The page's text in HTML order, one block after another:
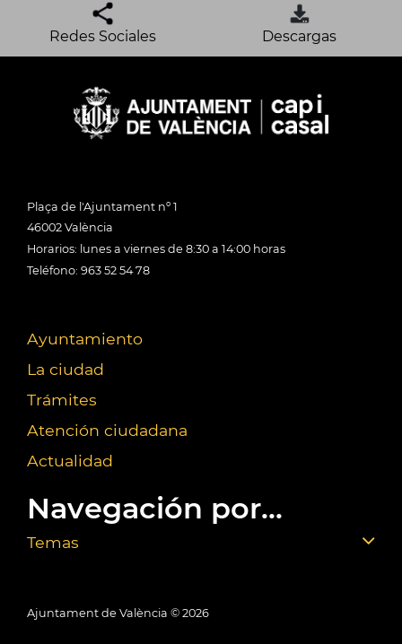
Redes Sociales Descargas
Plaça de l'Ajuntament nº 1
46002 València
Horarios: lunes a viernes de 8:30 a 14:00 horas
Teléfono: 963 52 54 78
Ayuntamiento
La ciudad
Trámites
Atención ciudadana
Actualidad
Navegación por...
Temas
Ajuntament de València © 2026